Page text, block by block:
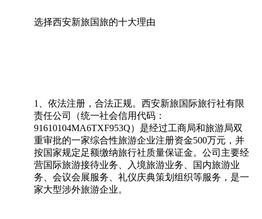
选择西安新旅国旅的十大理由
1、依法注册，合法正规。西安新旅国际旅行社有限
责任公司（统一社会信用代码：
91610104MA6TXF953Q）是经过工商局和旅游局双
重审批的一家综合性旅游企业注册资金500万元，并
按国家规定足额缴纳旅行社质量保证金。公司主要经
营国际旅游接待业务、入境旅游业务、国内旅游业
务、会议会展服务、礼仪庆典策划组织等服务，是一
家大型涉外旅游企业。